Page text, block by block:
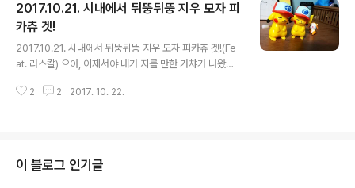
도, 나무지기도.. 뭐 봐줄 만 하네요 ㅋㅋㅋ 원하는건 개구
리와 루카리오 였지만요 ... 그렇게 루카리오에의 꿈은 미끄
메라가 오면서 산산조각이 났습니다 ㅠㅠ 그래도 피카츄
하나 뽑았으니까 다행이네 뭐 ㅠㅠ 안 그래도 집에 1세대
잠자는 꼬부기 파이리 이상해씨는 있으니까 이걸로 8마리
가 모이는군요! 요 녀석들 올 콜렉트를 목표로 잡아서 한 번
2017.10.21. 시내에서 뒤뚱뒤뚱 지우 모자 피
카츄 겟!
2017.10.21. 시내에서 뒤뚱뒤뚱 지우 모자 피카츄 겟!(Fe
at. 라스칼) 으아, 이제서야 내가 지를 만한 가챠가 나왔군
이 있었지요 2016/08/04 - 2016.8.3 아키하바라 갸차
게 무릎꿇는 그런 남자니까요 라스칼 2천원치 하나랑 피카
츄 두 마리를 데리고 왔습니다. 색깔이 같은게 불안불안 하
2 2 2017. 10. 22.
이 블로그 인기글